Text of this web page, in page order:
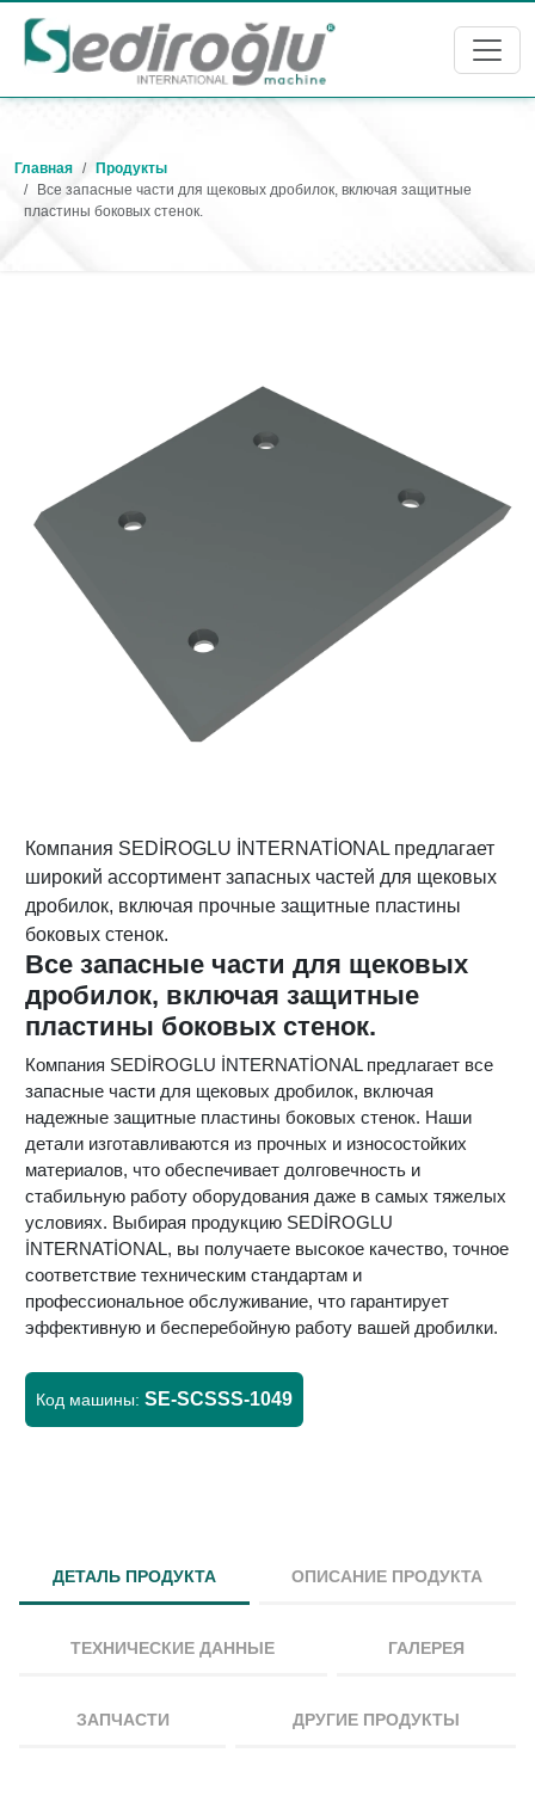
Главная
Продукты
Все запасные части для щековых дробилок, включая защитные
пластины боковых стенок.
Компания SEDİROGLU İNTERNATİONAL предлагает
широкий ассортимент запасных частей для щековых
дробилок, включая прочные защитные пластины
боковых стенок.
Все запасные части для щековых
дробилок, включая защитные
пластины боковых стенок.
Компания SEDİROGLU İNTERNATİONAL предлагает все
запасные части для щековых дробилок, включая
надежные защитные пластины боковых стенок. Наши
детали изготавливаются из прочных и износостойких
материалов, что обеспечивает долговечность и
стабильную работу оборудования даже в самых тяжелых
условиях. Выбирая продукцию SEDİROGLU
İNTERNATİONAL, вы получаете высокое качество, точное
соответствие техническим стандартам и
профессиональное обслуживание, что гарантирует
эффективную и бесперебойную работу вашей дробилки.
Код машины: SE-SCSSS-1049
ДЕТАЛЬ ПРОДУКТА ОПИСАНИЕ ПРОДУКТА
ТЕХНИЧЕСКИЕ ДАННЫЕ ГАЛЕРЕЯ
ЗАПЧАСТИ ДРУГИЕ ПРОДУКТЫ